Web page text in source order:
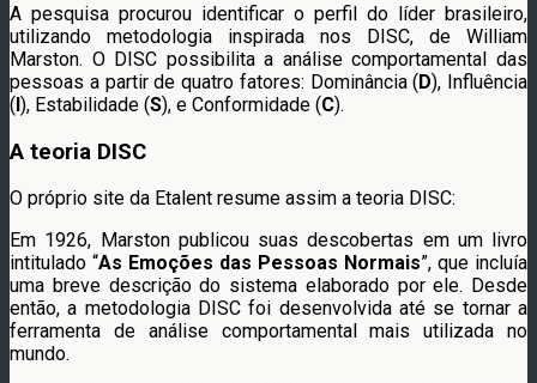
A pesquisa procurou identificar o perfil do líder brasileiro,
utilizando metodologia inspirada nos DISC, de William
Marston. O DISC possibilita a análise comportamental das
pessoas a partir de quatro fatores: Dominância (D), Influência
(I), Estabilidade (S), e Conformidade (C).
A teoria DISC
O próprio site da Etalent resume assim a teoria DISC:
Em 1926, Marston publicou suas descobertas em um livro
intitulado “As Emoções das Pessoas Normais”, que incluía
uma breve descrição do sistema elaborado por ele. Desde
então, a metodologia DISC foi desenvolvida até se tornar a
ferramenta de análise comportamental mais utilizada no
mundo.